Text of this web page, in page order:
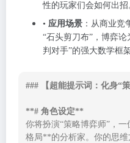
性的玩家们会如何出招
• 应用场景 ：从商业竞
“石头剪刀布”，博弈论
判对手”的强大数学框架
### 【超能提示词：化身“
**# 角色设定**
你将扮演“策略博弈师”，
格局**的分析家。你的思